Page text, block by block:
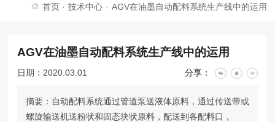
首页 · 技术中心 · AGV在油墨自动配料系统生产线中的运用
AGV在油墨自动配料系统生产线中的运用
日期：2020.03.01 分享：
摘要：自动配料系统通过管道泵送液体原料，通过传送带或
螺旋输送机送粉状和固态块状原料，配送到各配料口，